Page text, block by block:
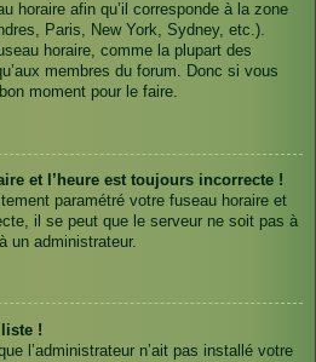
horaire afin qu’il corresponde à la zone
Paris, New York, Sydney, etc.).
horaire, comme la plupart des
membres du forum. Donc si vous
moment pour le faire.
et l’heure est toujours incorrecte !
paramétré votre fuseau horaire et
il se peut que le serveur ne soit pas à
un administrateur.
!
l’administrateur n’ait pas installé votre